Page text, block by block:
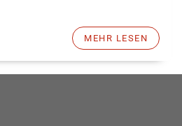
MEHR LESEN